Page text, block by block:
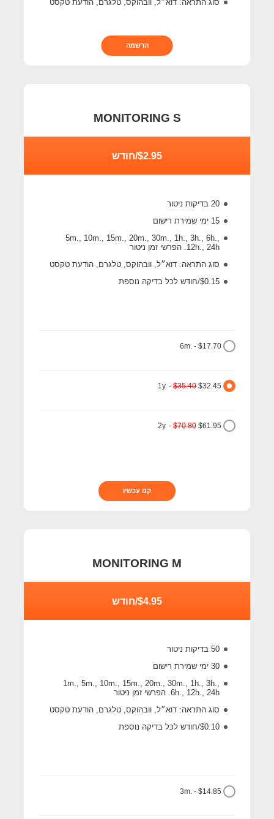
הרשמה
MONITORING S
$2.95/חודש
20 בדיקות ניטור
15 ימי שמירת רישום
5m., 10m., 15m., 20m., 30m., 1h., 3h., 6h.,
12h., 24h. הפרשי זמן ניטור
סוג התראה: דוא״ל, וובהוקס, טלגרם, הודעת טקסט
$0.15/חודש לכל בדיקה נוספת
6m. - $17.70
1y. - $35.40 $32.45
2y. - $70.80 $61.95
קנו עכשיו
MONITORING M
$4.95/חודש
50 בדיקות ניטור
30 ימי שמירת רישום
1m., 5m., 10m., 15m., 20m., 30m., 1h., 3h.,
6h., 12h., 24h. הפרשי זמן ניטור
סוג התראה: דוא״ל, וובהוקס, טלגרם, הודעת טקסט
$0.10/חודש לכל בדיקה נוספת
3m. - $14.85